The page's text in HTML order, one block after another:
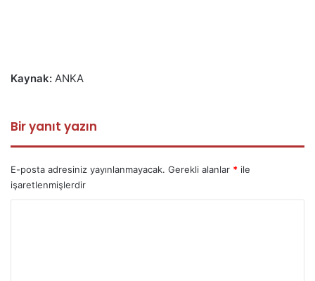
Kaynak: ANKA
Bir yanıt yazın
E-posta adresiniz yayınlanmayacak. Gerekli alanlar * ile
işaretlenmişlerdir